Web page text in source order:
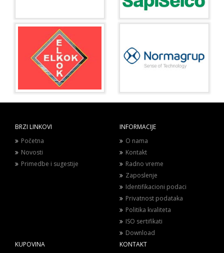
BRZI LINKOVI
Početna
Novosti
Primedbe i sugestije
INFORMACIJE
O nama
Kontakt
Radno vreme
Zaposlenje
Identifikacioni podaci
Privatnost podataka
Politika kvaliteta
ISO sertifikati
Download
KUPOVINA
KONTAKT